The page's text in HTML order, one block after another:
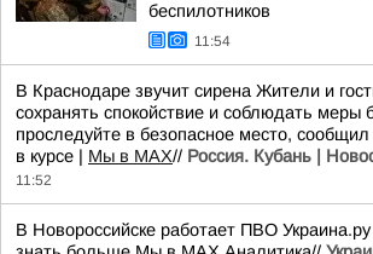
беспилотников
11:54
В Краснодаре звучит сирена Жители и
сохранять спокойствие и соблюдать меры
проследуйте в безопасное место,
в курсе | Мы в MAX// Россия. Кубань |
11:52
В Новороссийске работает ПВО